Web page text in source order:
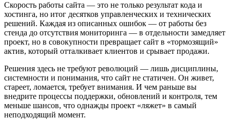
Скорость работы сайта — это не только результат кода и
хостинга, но итог десятков управленческих и технических
решений. Каждая из описанных ошибок — от работы без
стенда до отсутствия мониторинга — в отдельности замедляет
проект, но в совокупности превращает сайт в «тормозящий»
актив, который отталкивает клиентов и срывает продажи.
Решения здесь не требуют революций — лишь дисциплины,
системности и понимания, что сайт не статичен. Он живет,
стареет, ломается, требует внимания. И чем раньше вы
внедрите процессы поддержки, обновлений и контроля, тем
меньше шансов, что однажды проект «ляжет» в самый
неподходящий момент.